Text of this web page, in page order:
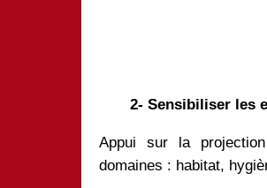
2- Sensibiliser les
Appui sur la
domaines : habitat,